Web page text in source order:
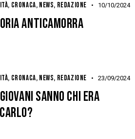
, CRONACA, NEWS, REDAZIONE 10/10/2024
ANTICAMORRA
, CRONACA, NEWS, REDAZIONE 23/09/2024
SANNO CHI ERA